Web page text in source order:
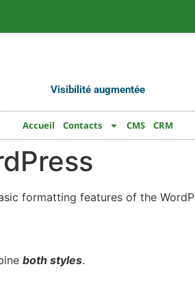
Visibilité augmentée
Accueil Contacts CMS CRM
formatting features of the
both styles.